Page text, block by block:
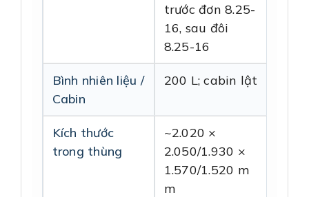
trước đơn 8.25-
16, sau đôi
8.25-16
Bình nhiên liệu /
Cabin
200 L; cabin lật
Kích thước
trong thùng
~2.020 ×
2.050/1.930 ×
1.570/1.520 m
m